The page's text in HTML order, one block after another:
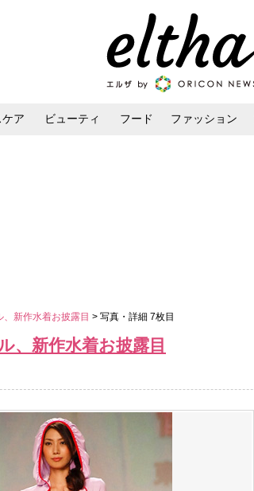
ア ビューティ フード ファッション
新作水着お披露目 > 写真・詳細 7枚目
、新作水着お披露目